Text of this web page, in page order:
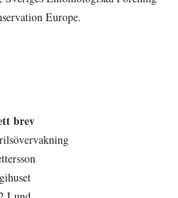
Europe.
brev